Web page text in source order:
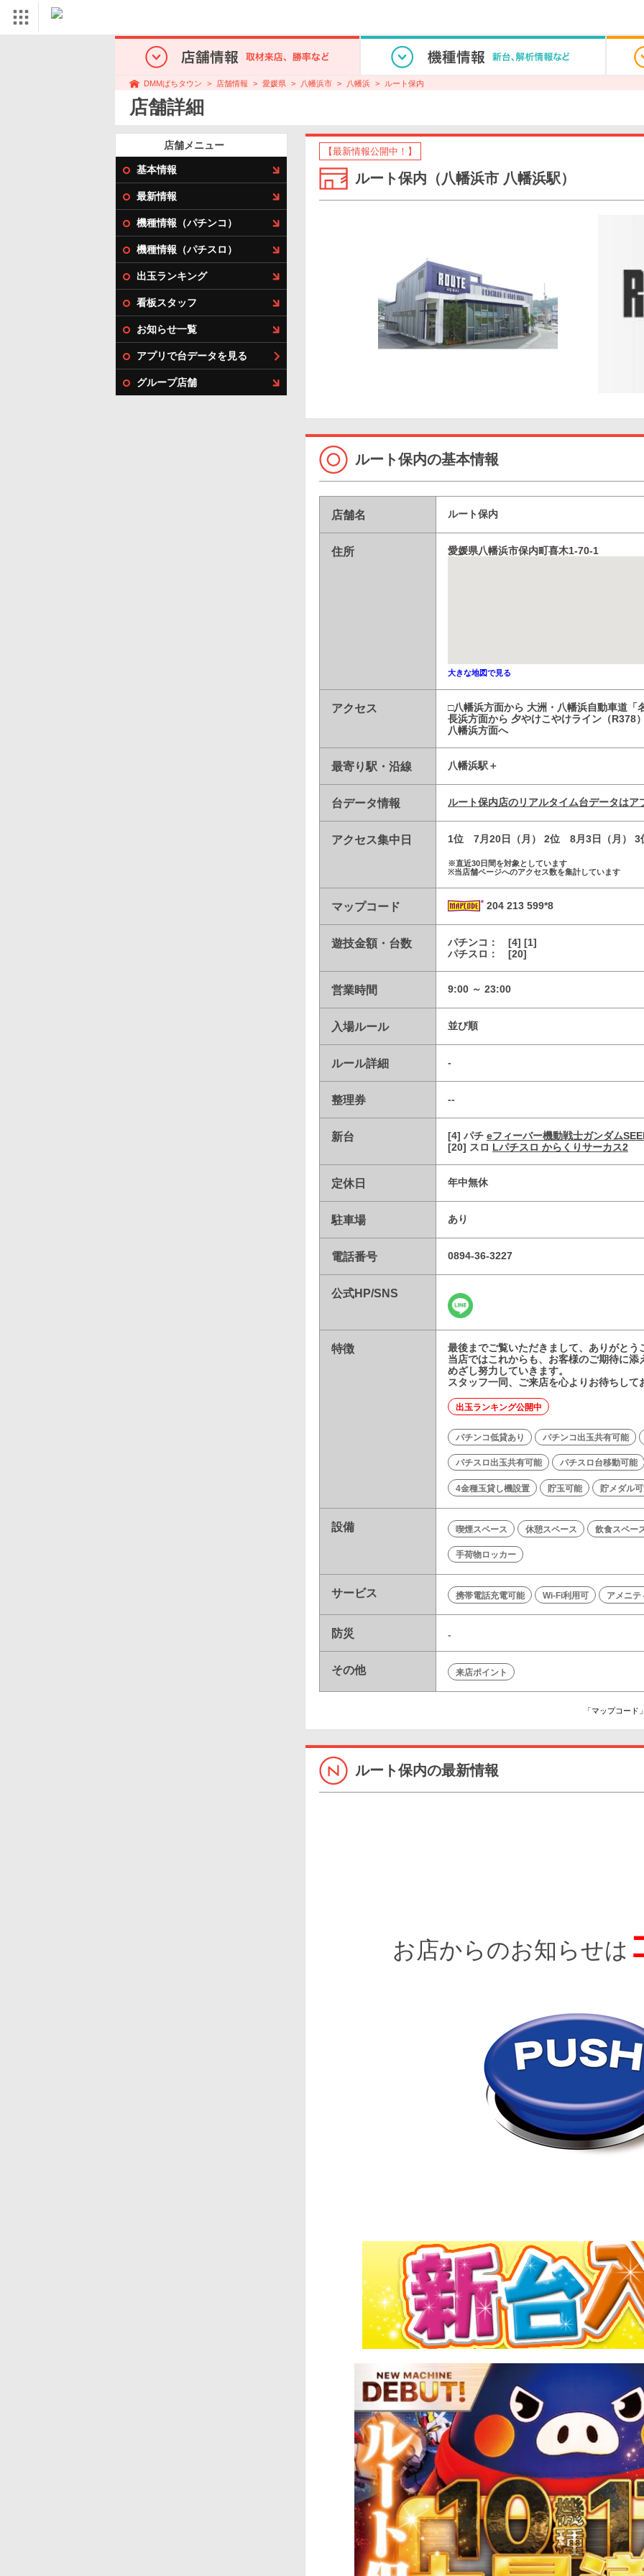
DMMぱちタウン 店舗情報 愛媛県 八幡浜市 八幡浜 ルート保内
店舗詳細
店舗メニュー
基本情報
最新情報
機種情報（パチンコ）
機種情報（パチスロ）
出玉ランキング
看板スタッフ
お知らせ一覧
アプリで台データを見る
グループ店舗
【最新情報公開中！】
ルート保内（八幡浜市 八幡浜駅）
ルート保内の基本情報
店舗名 ルート保内
住所 愛媛県八幡浜市保内町喜木1-70-1
大きな地図で見る
アクセス
□八幡浜方面から 大洲・八幡浜自動車道「
長浜方面から 夕やけこやけライン（R378
八幡浜方面へ
最寄り駅・沿線 八幡浜駅
台データ情報 ルート保内店のリアルタイム台データはア
アクセス集中日 1位 7月20日（月） 2位 8月3日（月） 3
※直近30日間を対象としています
※当店舗ページへのアクセス数を集計しています
マップコード 204 213 599*8
遊技金額・台数
パチンコ： [4] [1]
パチスロ： [20]
営業時間 9:00 ～ 23:00
入場ルール 並び順
ルール詳細 -
整理券 --
新台 [4] パチ eフィーバー機動戦士ガンダム
[20] スロ Lパチスロ からくりサーカス2
定休日 年中無休
駐車場 あり
電話番号 0894-36-3227
公式HP/SNS
特徴
最後までご覧いただきまして、ありがとう
当店ではこれからも、お客様のご期待に
めざし努力していきます。
スタッフ一同、ご来店を心よりお待ちして
出玉ランキング公開中
パチンコ低貸あり パチンコ出玉共有可能
パチスロ出玉共有可能 パチスロ台移動可能
4金種玉貸し機設置 貯玉可能 貯メダル
設備 喫煙スペース 休憩スペース 飲食スペー
手荷物ロッカー
サービス 携帯電話充電可能 Wi-Fi利用可 アメニテ
防災 -
その他 来店ポイント
「マップコード
ルート保内の最新情報
お店からのお知らせは